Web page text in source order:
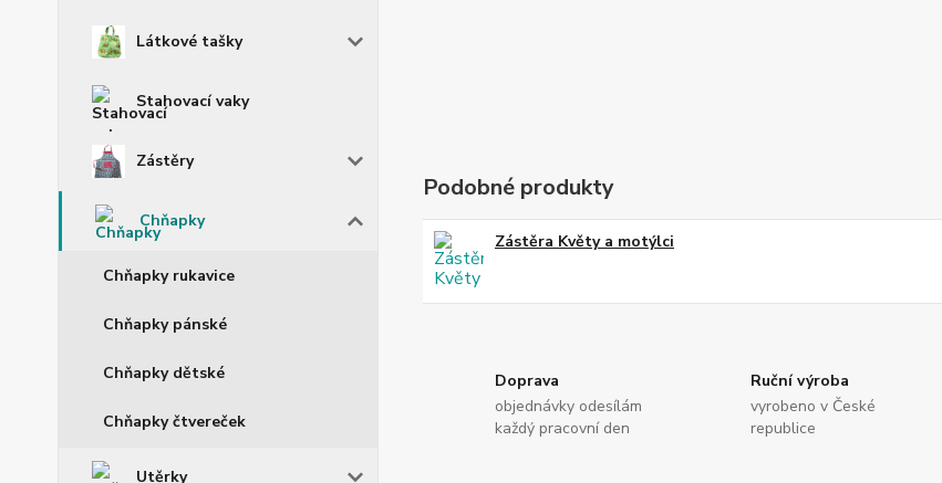
Látkové tašky
Stahovací vaky
Zástěry
Chňapky
Chňapky rukavice
Chňapky pánské
Chňapky dětské
Chňapky čtvereček
Utěrky
Podobné produkty
Zástěra Květy a motýlci
Doprava
objednávky odesílám
každý pracovní den
Ruční výroba
vyrobeno v České
republice